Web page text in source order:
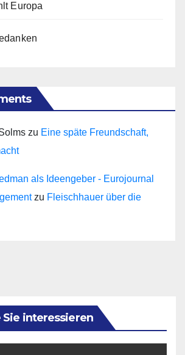
Europa
zu Eine späte Freundschaft,
als Ideengeber - Eurojournal
zu Fleischhauer über die
Sie interessieren